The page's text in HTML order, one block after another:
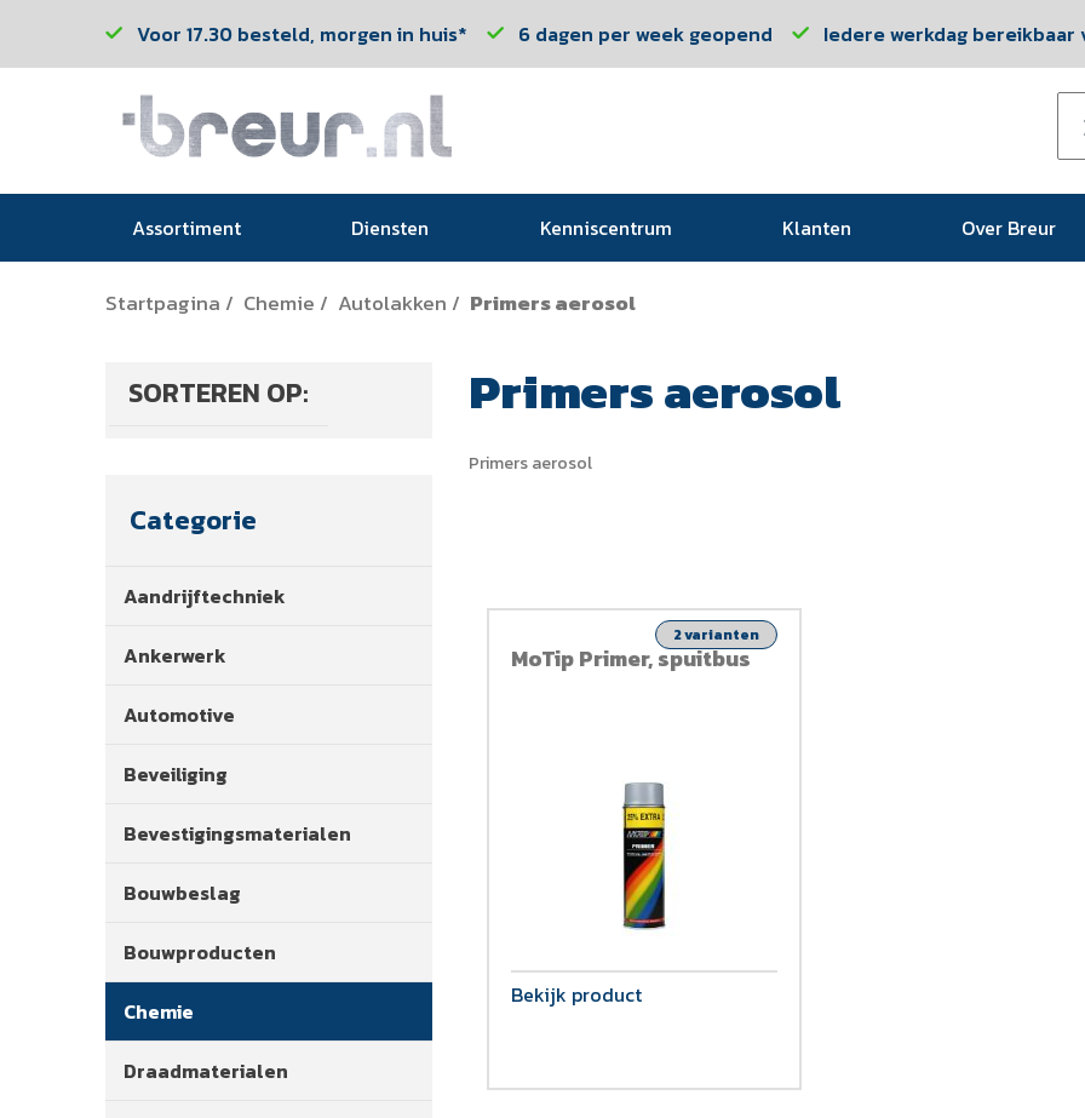
Voor 17.30 besteld, morgen in huis* 6 dagen per week geopend Iedere werkdag bereikbaar
Assortiment Diensten Kenniscentrum Klanten Over Breur
Startpagina / Chemie / Autolakken / Primers aerosol
SORTEREN OP:
Categorie
Aandrijftechniek
Ankerwerk
Automotive
Beveiliging
Bevestigingsmaterialen
Bouwbeslag
Bouwproducten
Chemie
Draadmaterialen
Primers aerosol
Primers aerosol
MoTip Primer, spuitbus
2 varianten
Bekijk product